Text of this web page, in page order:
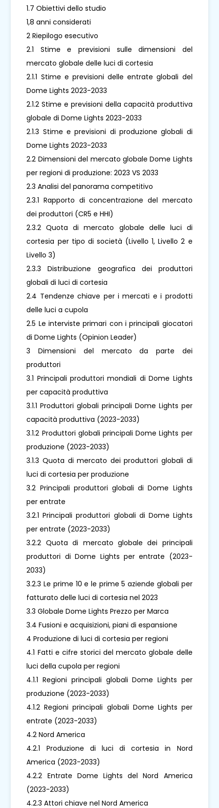
1.7 Obiettivi dello studio
1,8 anni considerati
2 Riepilogo esecutivo
2.1 Stime e previsioni sulle dimensioni del
mercato globale delle luci di cortesia
2.1.1 Stime e previsioni delle entrate globali del
Dome Lights 2023-2033
2.1.2 Stime e previsioni della capacità produttiva
globale di Dome Lights 2023-2033
2.1.3 Stime e previsioni di produzione globali di
Dome Lights 2023-2033
2.2 Dimensioni del mercato globale Dome Lights
per regioni di produzione: 2023 VS 2033
2.3 Analisi del panorama competitivo
2.3.1 Rapporto di concentrazione del mercato
dei produttori (CR5 e HHI)
2.3.2 Quota di mercato globale delle luci di
cortesia per tipo di società (Livello 1, Livello 2 e
Livello 3)
2.3.3 Distribuzione geografica dei produttori
globali di luci di cortesia
2.4 Tendenze chiave per i mercati e i prodotti
delle luci a cupola
2.5 Le interviste primari con i principali giocatori
di Dome Lights (Opinion Leader)
3 Dimensioni del mercato da parte dei
produttori
3.1 Principali produttori mondiali di Dome Lights
per capacità produttiva
3.1.1 Produttori globali principali Dome Lights per
capacità produttiva (2023-2033)
3.1.2 Produttori globali principali Dome Lights per
produzione (2023-2033)
3.1.3 Quota di mercato dei produttori globali di
luci di cortesia per produzione
3.2 Principali produttori globali di Dome Lights
per entrate
3.2.1 Principali produttori globali di Dome Lights
per entrate (2023-2033)
3.2.2 Quota di mercato globale dei principali
produttori di Dome Lights per entrate (2023-
2033)
3.2.3 Le prime 10 e le prime 5 aziende globali per
fatturato delle luci di cortesia nel 2023
3.3 Globale Dome Lights Prezzo per Marca
3.4 Fusioni e acquisizioni, piani di espansione
4 Produzione di luci di cortesia per regioni
4.1 Fatti e cifre storici del mercato globale delle
luci della cupola per regioni
4.1.1 Regioni principali globali Dome Lights per
produzione (2023-2033)
4.1.2 Regioni principali globali Dome Lights per
entrate (2023-2033)
4.2 Nord America
4.2.1 Produzione di luci di cortesia in Nord
America (2023-2033)
4.2.2 Entrate Dome Lights del Nord America
(2023-2033)
4.2.3 Attori chiave nel Nord America